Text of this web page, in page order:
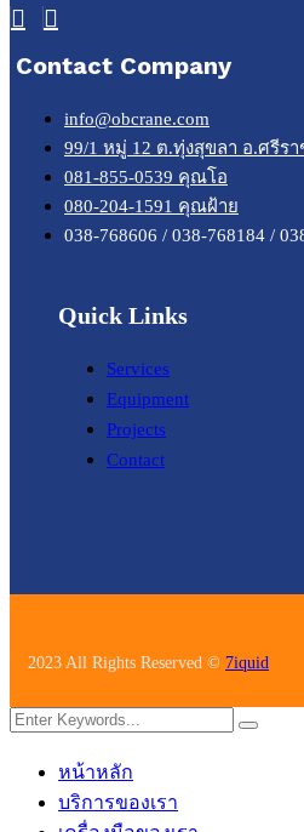
Contact Company
info@obcrane.com
99/1 หมู่ 12 ต.ทุ่งสุขลา อ.ศรีร
081-855-0539 คุณโอ
080-204-1591 คุณฝ้าย
038-768606 / 038-768184 /
Quick Links
Services
Equipment
Projects
Contact
2023 All Rights Reserved © 7iquid
หน้าหลัก
บริการของเรา